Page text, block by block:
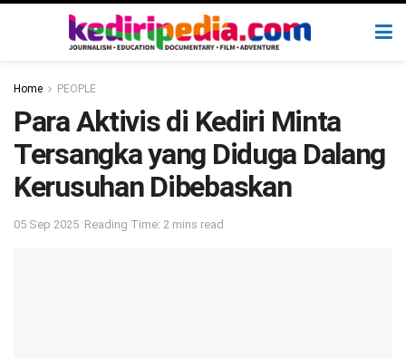
Home PEOPLE
Para Aktivis di Kediri Minta
Tersangka yang Diduga Dalang
Kerusuhan Dibebaskan
05 Sep 2025 Reading Time: 2 mins read